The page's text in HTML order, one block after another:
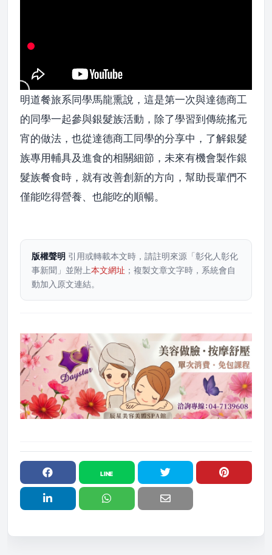
明道餐旅系同學馬龍熏說，這是第一次與達德商工
的同學一起參與銀髮族活動，除了學習到傳統搖元
宵的做法，也從達德商工同學的分享中，了解銀髮
族專用輔具及進食的相關細節，未來有機會製作銀
髮族餐食時，就有改善創新的方向，幫助長輩們不
僅能吃得營養、也能吃的順暢。
版權聲明 引用或轉載本文時，請註明來源「彰化人彰化
事新聞」並附上本文網址 ；複製文章文字時，系統會自
動加入原文連結。